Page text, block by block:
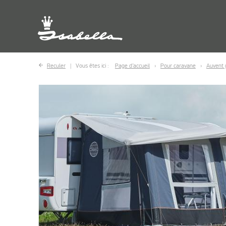
Reculer Vous êtes ici : Page d’accueil Pour caravane Auvent